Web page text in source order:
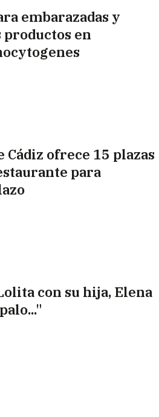
embarazadas y
en
Cádiz ofrece 15 plazas
para
con su hija, Elena